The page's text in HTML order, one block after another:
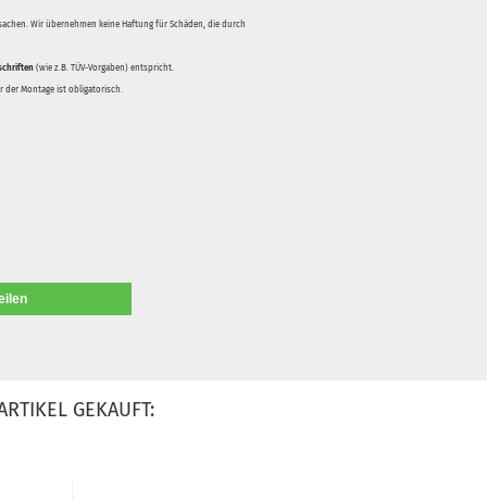
Wir übernehmen keine Haftung für Schäden, die durch
(wie z.B. TÜV-Vorgaben) entspricht.
der Montage ist obligatorisch.
GEKAUFT: